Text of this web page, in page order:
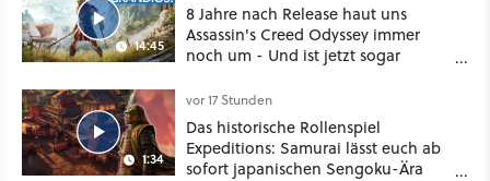
14:45
8 Jahre nach Release haut uns
Assassin's Creed Odyssey immer
noch um - Und ist jetzt sogar
1:34
vor 17 Stunden
Das historische Rollenspiel
Expeditions: Samurai lässt euch ab
sofort japanischen Sengoku-Ära